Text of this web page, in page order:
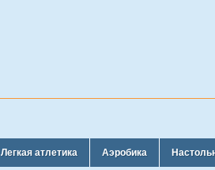
Легкая атлетика Аэробика